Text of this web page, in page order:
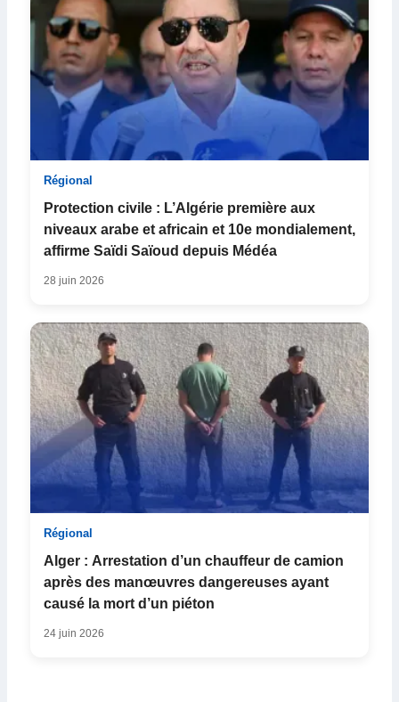
Régional
Protection civile : L’Algérie première aux
niveaux arabe et africain et 10e mondialement,
affirme Saïdi Saïoud depuis Médéa
28 juin 2026
Régional
Alger : Arrestation d’un chauffeur de camion
après des manœuvres dangereuses ayant
causé la mort d’un piéton
24 juin 2026